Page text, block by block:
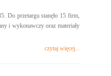
Do przetargu stanęło 15 firm,
i wykonawczy oraz materiały
czytaj więcej...